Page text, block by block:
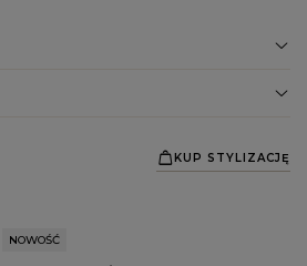
NOWOŚĆ
KUP STYLIZACJĘ